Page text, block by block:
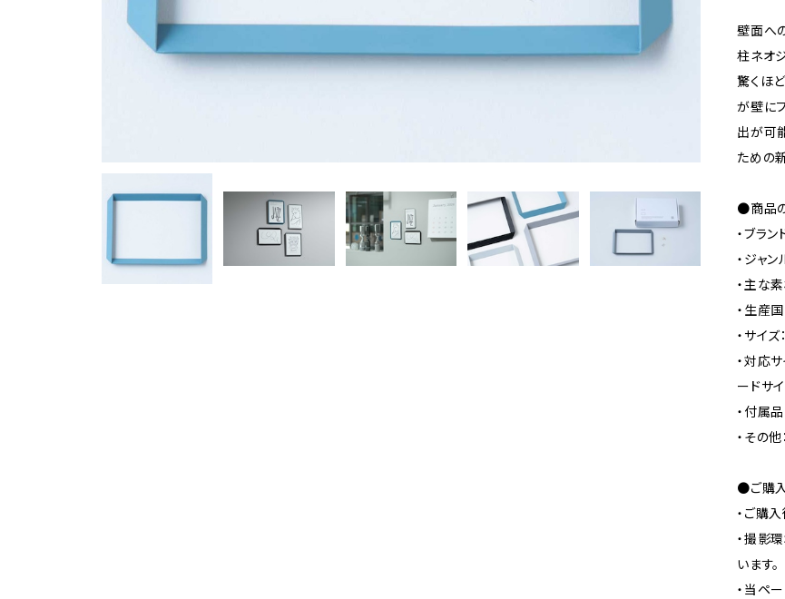
壁面へ
柱ネオ
驚くほ
が壁に
出が可
ための
●商品
・ブラ
・ジャン
・主な
・生産
・サイ
・対応
ードサ
・付属
・その
●ご購
・ご購
・撮影
います。
・当ペ